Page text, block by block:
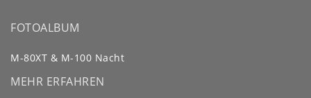
FOTOALBUM
M-80XT & M-100 Nacht
MEHR ERFAHREN